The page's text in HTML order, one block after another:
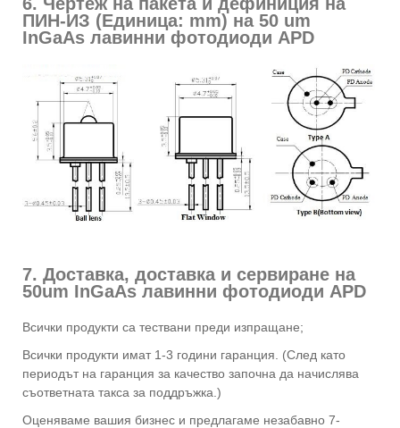
ПИН-ИЗ (Единица: mm) на 50 um
InGaAs лавинни фотодиоди APD
7. Доставка, доставка и сервиране на
50um InGaAs лавинни фотодиоди APD
Всички продукти са тествани преди изпращане;
Всички продукти имат 1-3 години гаранция. (След като
периодът на гаранция за качество започна да начислява
съответната такса за поддръжка.)
Оценяваме вашия бизнес и предлагаме незабавно 7-